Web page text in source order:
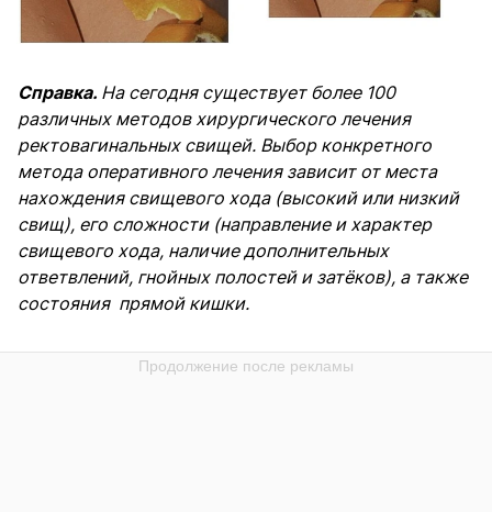
Справка. На сегодня существует более 100
различных методов хирургического лечения
ректовагинальных свищей. Выбор конкретного
метода оперативного лечения зависит от места
нахождения свищевого хода (высокий или низкий
свищ), его сложности (направление и характер
свищевого хода, наличие дополнительных
ответвлений, гнойных полостей и затёков), а также
состояния прямой кишки.